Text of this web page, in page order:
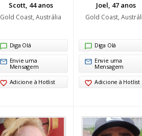
Scott, 44 anos
Gold Coast, Austrália
Diga Olá
Envie uma
Mensagem
Adicione à Hotlist
Joel, 47 anos
Gold Coast,
Diga Olá
Envie uma
Mensagem
Adicione à Hotlist